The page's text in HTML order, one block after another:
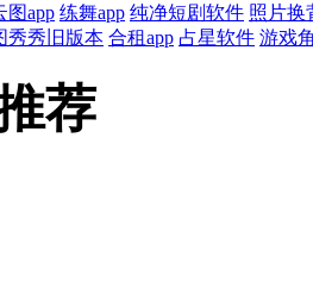
图app 练舞app 纯净短剧软件 照片换
秀秀旧版本 合租app 占星软件 游戏
荐